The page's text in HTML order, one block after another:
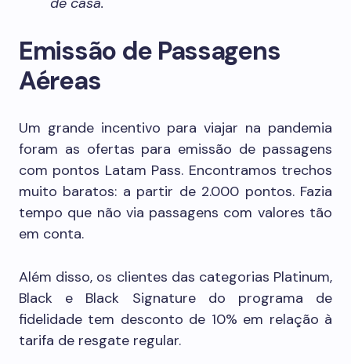
Emissão de Passagens
Aéreas
Um grande incentivo para viajar na pandemia
foram as ofertas para emissão de passagens
com pontos Latam Pass. Encontramos trechos
muito baratos: a partir de 2.000 pontos. Fazia
tempo que não via passagens com valores tão
em conta.
Além disso, os clientes das categorias Platinum,
Black e Black Signature do programa de
fidelidade tem desconto de 10% em relação à
tarifa de resgate regular.